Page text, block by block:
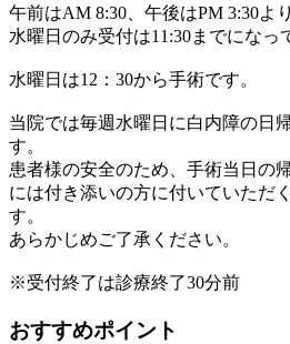
午前はAM 8:30、午後はPM 3:30よ
水曜日のみ受付は11:30までになっ
水曜日は12：30から手術です。
当院では毎週水曜日に白内障の日
す。
患者様の安全のため、手術当日の
には付き添いの方に付いていただ
す。
あらかじめご了承ください。
※受付終了は診療終了30分前
おすすめポイント